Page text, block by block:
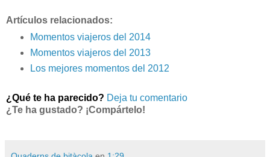
Artículos relacionados:
Momentos viajeros del 2014
Momentos viajeros del 2013
Los mejores momentos del 2012
¿Qué te ha parecido? Deja tu comentario
¿Te ha gustado? ¡Compártelo!